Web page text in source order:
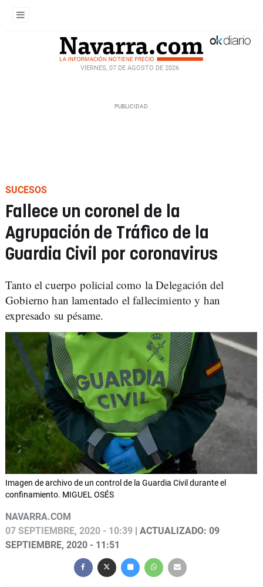
VIERNES, 07 DE AGOSTO DE 2026
SUCESOS
Fallece un coronel de la
Agrupación de Tráfico de la
Guardia Civil por coronavirus
Tanto el cuerpo policial como la Delegación del
Gobierno han lamentado el fallecimiento y han
expresado su pésame.
Imagen de archivo de un control de la Guardia Civil durante el
confinamiento. MIGUEL OSÉS
NAVARRA.COM
07 SEPTIEMBRE, 2020 - 10:39 | ACTUALIZADO: 09
SEPTIEMBRE, 2020 - 11:51